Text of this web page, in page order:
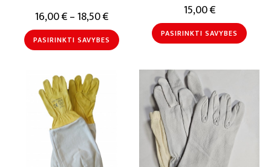
16,00€–18,50€
PASIRINKTI SAVYBES
15,00€
PASIRINKTI SAVYBES